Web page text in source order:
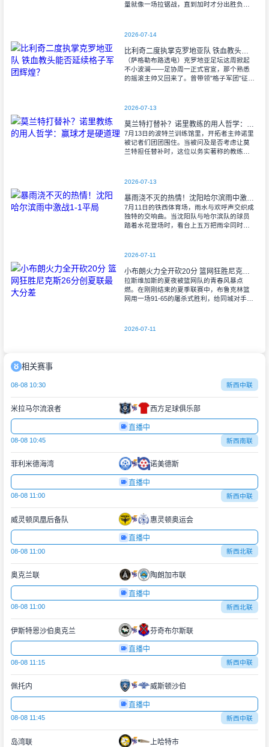
量就像一场拉锯战，直到加时才分出胜负。
2026-07-14
比利奇二度执掌克罗地亚队 铁血教头能否延续格子军团辉煌？
（萨格勒布路透电）克罗地亚足坛这周掀起
不小波澜——足协周一正式官宣，那个熟悉
的摇滚主帅又回来了。曾带领"格子军团"征战
2026-07-13
莫兰特打替补？诺里教练的用人哲学：赢球才是硬道理
7月13日的波特兰训练馆里，开拓者主帅诺里
被记者们团团围住。当被问及是否考虑让莫
兰特担任替补时，这位以务实著称的教练露
2026-07-13
暴雨浇不灭的热情！沈阳哈尔滨雨中激战1-1平局
7月11日的铁西体育场，雨水与欢呼声交织成
独特的交响曲。当沈阳队与哈尔滨队的球员
踏着水花登场时，看台上五万把雨伞同时收
2026-07-11
小布朗火力全开砍20分 篮网狂胜尼克斯26分创夏联最大分差
拉斯维加斯的夏夜被篮网队的青春风暴点
燃。在刚刚结束的夏季联赛中，布鲁克林篮
网用一场91-65的屠杀式胜利，给同城对手尼
2026-07-11
相关赛事
08-08 10:30 新西中联
米拉马尔流浪者 西方足球俱乐部
直播中
08-08 10:45 新西南联
菲利米德海湾 诺美德斯
直播中
08-08 11:00 新西中联
威灵顿凤凰后备队 惠灵顿奥运会
直播中
08-08 11:00 新西北联
奥克兰联 陶朗加市联
直播中
08-08 11:00 新西北联
伊斯特恩沙伯奥克兰 芬奇布尔斯联
直播中
08-08 11:15 新西中联
佩托内 威斯顿沙伯
直播中
08-08 11:45 新西中联
岛湾联 上哈特市